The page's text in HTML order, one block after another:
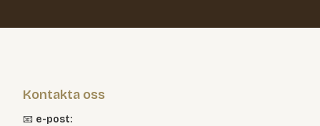
Kontakta oss
📧 e-post: